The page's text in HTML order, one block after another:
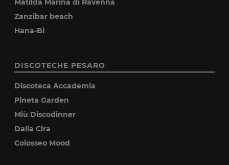
Matilda Marina di Ravenna
Zanzibar beach
Hana-Bi
DISCOTECHE PESARO
Discoteca Accademia
Pineta Garden
Miù Discodinner
Dalla Cira
Colosseo Mood